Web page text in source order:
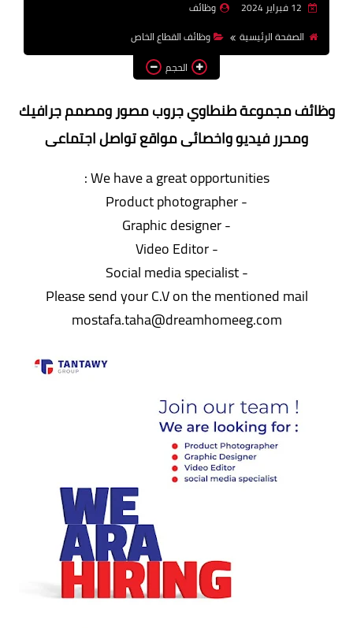
بالجامعات والمعاهد
اخبار
وظائف
الصفحة الرئيسية
وظائف القطاع الخاص
الحجم
وظائف مجموعة طنطاوي جروب مصور ومصمم جرافيك
ومحرر فيديو واخصائى مواقع تواصل اجتماعى
We have a great opportunities :
- Product photographer
- Graphic designer
- Video Editor
- Social media specialist
Please send your C.V on the mentioned mail
mostafa.taha@dreamhomeeg.com